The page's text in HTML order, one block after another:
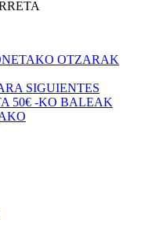
OTZARAK
SIGUIENTES
50€ -KO BALEAK